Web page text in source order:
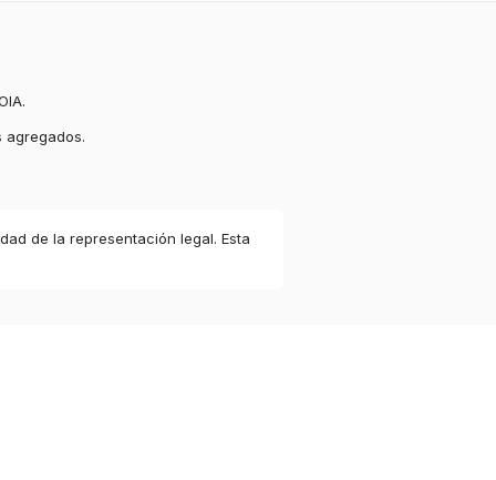
agregados.
de la representación legal. Esta